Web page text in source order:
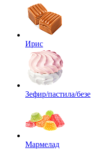
Ирис
Зефир/пастила/безе
Мармелад